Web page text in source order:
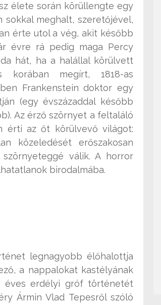
élete során körüllengte egy
sokkal meghalt, szeretőjével,
érte utol a vég, akit később
évre rá pedig maga Percy
hát, ha a halállal körülvett
megírt, 1818-as
Frankenstein doktor egy
(egy évszázaddal később
Az érző szörnyet a feltaláló
érti az őt körülvevő világot:
közeledését erőszakosan
válik. A horror
birodalmába.
legnagyobb élőhalottja
a nappalokat kastélyának
éves erdélyi gróf történetét
Ármin Vlad Tepesről szóló